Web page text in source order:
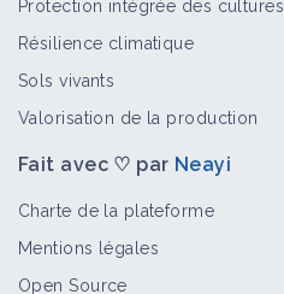
Protection intégrée des cultures
Résilience climatique
Sols vivants
Valorisation de la production
Fait avec ♡ par Neayi
Charte de la plateforme
Mentions légales
Open Source